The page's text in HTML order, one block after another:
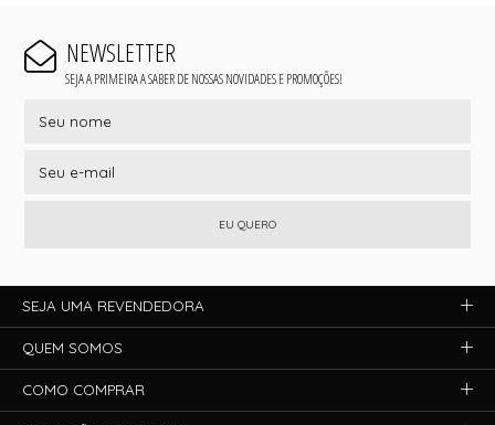
NEWSLETTER
SEJA A PRIMEIRA A SABER DE NOSSAS NOVIDADES E PROMOÇÕES!
EU QUERO
SEJA UMA REVENDEDORA
QUEM SOMOS
COMO COMPRAR